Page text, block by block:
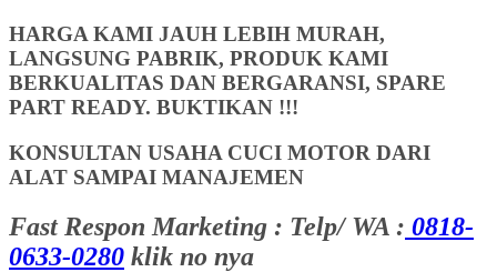
HARGA KAMI JAUH LEBIH MURAH,
LANGSUNG PABRIK, PRODUK KAMI
BERKUALITAS DAN BERGARANSI, SPARE
PART READY. BUKTIKAN !!!
KONSULTAN USAHA CUCI MOTOR DARI
ALAT SAMPAI MANAJEMEN
Fast Respon Marketing : Telp/ WA : 0818-
0633-0280 klik no nya